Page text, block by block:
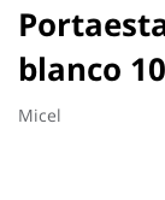
blanco
Micel
Saltar
al
comienzo
de
la